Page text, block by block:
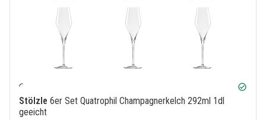
check_circle
Stölzle 6er Set Quatrophil Champagnerkelch 292ml 1dl
geeicht